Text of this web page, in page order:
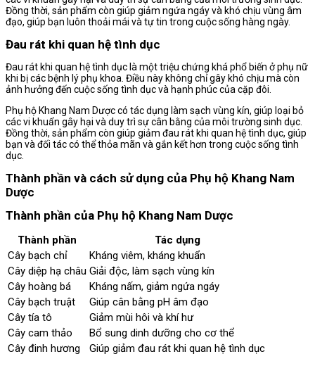
Đồng thời, sản phẩm còn giúp giảm ngứa ngáy và khó chịu vùng âm
đạo, giúp bạn luôn thoải mái và tự tin trong cuộc sống hàng ngày.
Đau rát khi quan hệ tình dục
Đau rát khi quan hệ tình dục là một triệu chứng khá phổ biến ở phụ nữ
khi bị các bệnh lý phụ khoa. Điều này không chỉ gây khó chịu mà còn
ảnh hưởng đến cuộc sống tình dục và hạnh phúc của cặp đôi.
Phụ hộ Khang Nam Dược có tác dụng làm sạch vùng kín, giúp loại bỏ
các vi khuẩn gây hại và duy trì sự cân bằng của môi trường sinh dục.
Đồng thời, sản phẩm còn giúp giảm đau rát khi quan hệ tình dục, giúp
bạn và đối tác có thể thỏa mãn và gắn kết hơn trong cuộc sống tình
dục.
Thành phần và cách sử dụng của Phụ hộ Khang Nam
Dược
Thành phần của Phụ hộ Khang Nam Dược
Thành phần
Tác dụng
Cây bạch chỉ
Kháng viêm, kháng khuẩn
Cây diệp hạ châu Giải độc, làm sạch vùng kín
Cây hoàng bá
Kháng nấm, giảm ngứa ngáy
Cây bạch truật
Giúp cân bằng pH âm đạo
Cây tía tô
Giảm mùi hôi và khí hư
Cây cam thảo
Bổ sung dinh dưỡng cho cơ thể
Cây đinh hương
Giúp giảm đau rát khi quan hệ tình dục